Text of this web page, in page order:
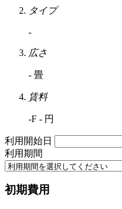
タイプ
-
広さ
- 畳
賃料
-F - 円
利用開始日
利用期間
初期費用